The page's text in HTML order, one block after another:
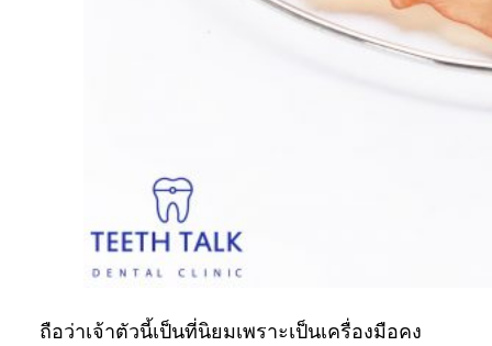
ถือว่าเจ้าตัวนี้เป็นที่นิยมเพราะเป็นเครื่องมือคง